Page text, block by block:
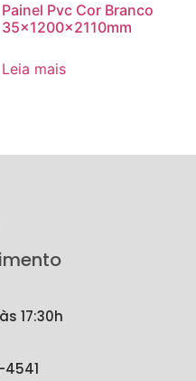
Painel Pvc Cor Branco
35x1200x2110mm
Leia mais
17:30h
4541